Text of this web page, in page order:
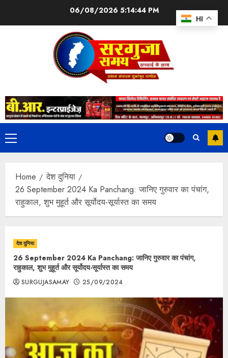
06/08/2026 5:14:45 PM
Home
देश दुनिया
26 September 2024 Ka Panchang: जानिए गुरुवार का पंचांग,
राहुकाल, शुभ मुहूर्त और सूर्योदय-सूर्यास्त का समय
देश दुनिया
26 September 2024 Ka Panchang: जानिए गुरुवार का पंचांग,
राहुकाल, शुभ मुहूर्त और सूर्योदय-सूर्यास्त का समय
SURGUJASAMAY 25/09/2024
HI